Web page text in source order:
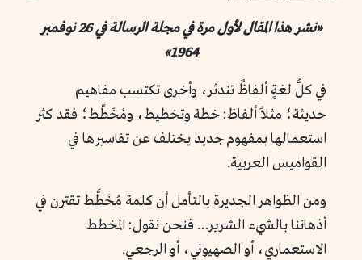
«نشر هذا المقال لأول مرة في مجلة الرسالة في
26 نوفمبر
1964»
في كلُّ لغةٍ ألفاظٌ تندثر، وأخرى تكتسب مفاهيم
حديثة؛ مثلاً ألفاظ: خطة وتخطيط، ومُخَطَّط؛ فقد كثر
استعمالها بمفهوم جديد يختلف عن تفاسيرها في
القواميس العربية.
ومن الظواهر الجديرة بالتأمل أن كلمة مُخَطَّط تقترن في
أذهاننا بالشيء الشرير… فنحن نقول: المخطط
الاستعماري، أو الصهيوني، أو الرجعي.